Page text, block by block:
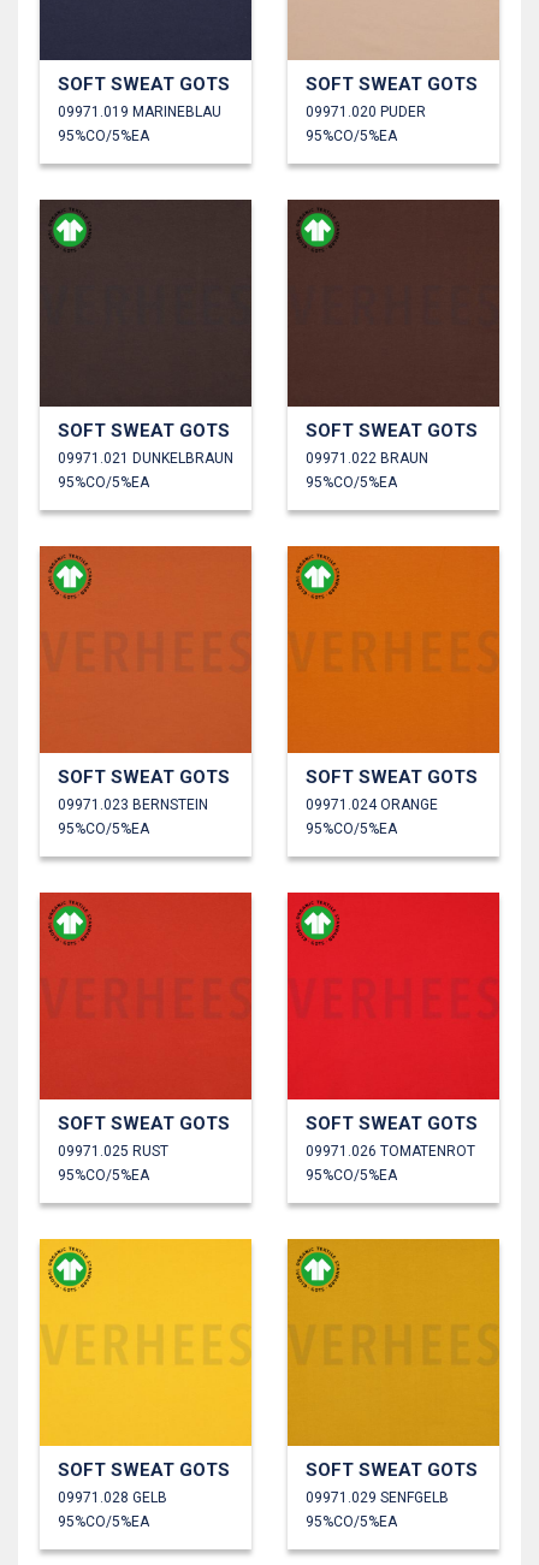
SOFT SWEAT GOTS
09971.019 MARINEBLAU
95%CO/5%EA
SOFT SWEAT GOTS
09971.020 PUDER
95%CO/5%EA
SOFT SWEAT GOTS
09971.021 DUNKELBRAUN
95%CO/5%EA
SOFT SWEAT GOTS
09971.022 BRAUN
95%CO/5%EA
SOFT SWEAT GOTS
09971.023 BERNSTEIN
95%CO/5%EA
SOFT SWEAT GOTS
09971.024 ORANGE
95%CO/5%EA
SOFT SWEAT GOTS
09971.025 RUST
95%CO/5%EA
SOFT SWEAT GOTS
09971.026 TOMATENROT
95%CO/5%EA
SOFT SWEAT GOTS
09971.028 GELB
95%CO/5%EA
SOFT SWEAT GOTS
09971.029 SENFGELB
95%CO/5%EA